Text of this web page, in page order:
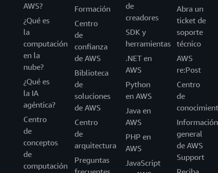
AWS?
¿Qué es
la
computación
en la
nube?
¿Qué es
la IA
agéntica?
Centro
de
conceptos
de
computación
Formación
Centro
de
confianza
de AWS
Biblioteca
de
soluciones
de AWS
Centro
de
arquitectura
Preguntas
de
creadores
SDK y
herramientas
.NET en
AWS
Python
en AWS
Java en
AWS
PHP en
AWS
JavaScript
Abra un
ticket de
soporte
técnico
AWS
re:Post
Centro
de
Información
general
de AWS
Support